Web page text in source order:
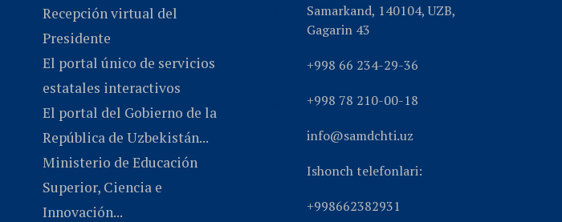
Recepción virtual del
Presidente
El portal único de servicios
estatales interactivos
El portal del Gobierno de la
República de Uzbekistán...
Ministerio de Educación
Superior, Ciencia e
Innovación...
Samarkand, 140104, UZB,
Gagarin 43
+998 66 234-29-36
+998 78 210-00-18
info@samdchti.uz
Ishonch telefonlari:
+998662382931